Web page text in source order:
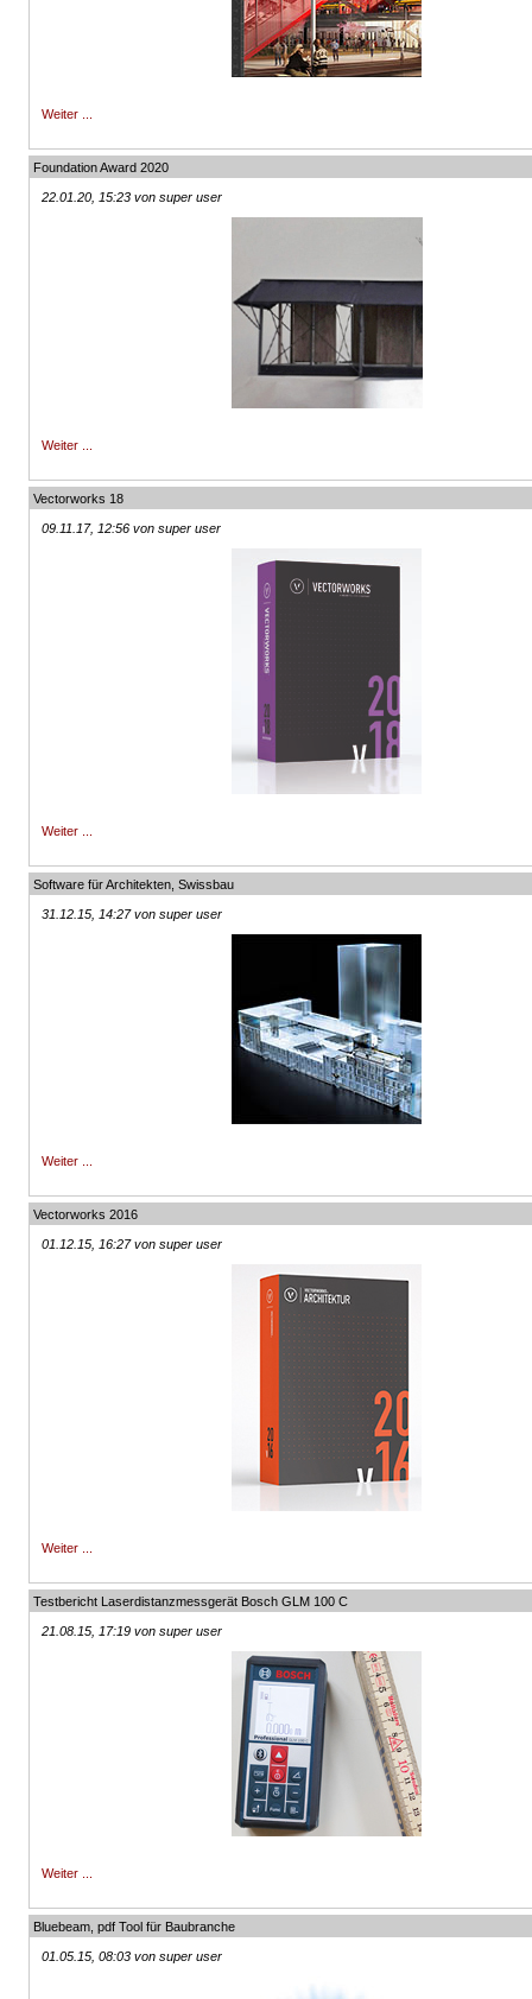
Weiter ...
Foundation Award 2020
22.01.20, 15:23 von super user
Weiter ...
Vectorworks 18
09.11.17, 12:56 von super user
Weiter ...
Software für Architekten, Swissbau
31.12.15, 14:27 von super user
Weiter ...
Vectorworks 2016
01.12.15, 16:27 von super user
Weiter ...
Testbericht Laserdistanzmessgerät Bosch GLM 100 C
21.08.15, 17:19 von super user
Weiter ...
Bluebeam, pdf Tool für Baubranche
01.05.15, 08:03 von super user